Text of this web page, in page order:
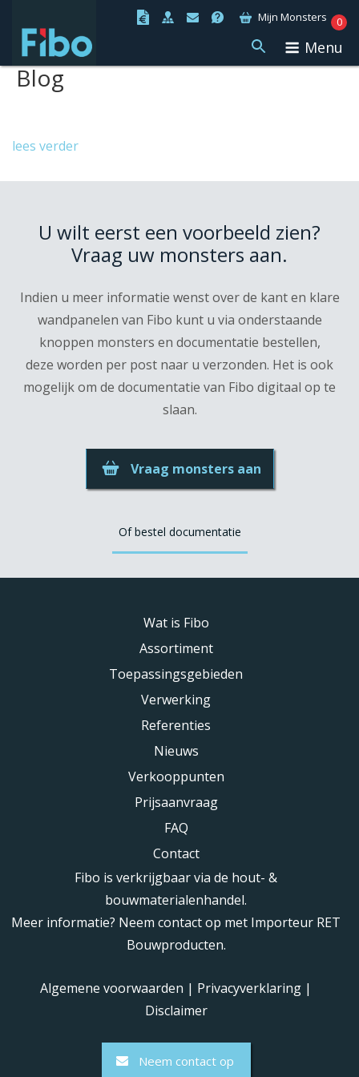
naar
inhoud
Mijn Monsters 0
Menu
Blog
lees verder
U wilt eerst een voorbeeld zien?
Vraag uw monsters aan.
Indien u meer informatie wenst over de kant en klare
wandpanelen van Fibo kunt u via onderstaande
knoppen monsters en documentatie bestellen,
deze worden per post naar u verzonden. Het is ook
mogelijk om de documentatie van Fibo digitaal op te
slaan.
Vraag monsters aan
Of bestel documentatie
Wat is Fibo
Assortiment
Toepassingsgebieden
Verwerking
Referenties
Nieuws
Verkooppunten
Prijsaanvraag
FAQ
Contact
Fibo is verkrijgbaar via de hout- &
bouwmaterialenhandel.
Meer informatie? Neem contact op met Importeur RET
Bouwproducten.
Algemene voorwaarden | Privacyverklaring |
Disclaimer
Neem contact op